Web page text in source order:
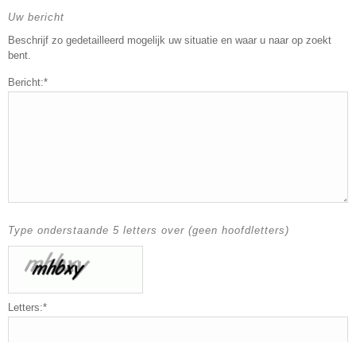
Uw bericht
Beschrijf zo gedetailleerd mogelijk uw situatie en waar u naar op zoekt
bent.
Bericht:*
Type onderstaande 5 letters over (geen hoofdletters)
Letters:*